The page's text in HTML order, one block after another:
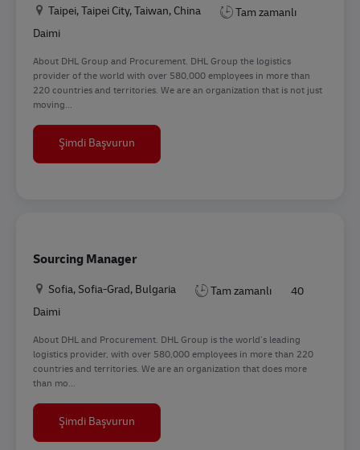
Konum
Taipei, Taipei City, Taiwan, China
Tam zamanlı
Daimi
About DHL Group and Procurement. DHL Group the logistics
provider of the world with over 580,000 employees in more than
220 countries and territories. We are an organization that is not just
moving...
Şimdi Başvurun
Sourcing Manager
Konum
Sofia, Sofia-Grad, Bulgaria Tam zamanlı
40
Daimi
About DHL and Procurement. DHL Group is the world’s leading
logistics provider, with over 580,000 employees in more than 220
countries and territories. We are an organization that does more
than mo...
Şimdi Başvurun